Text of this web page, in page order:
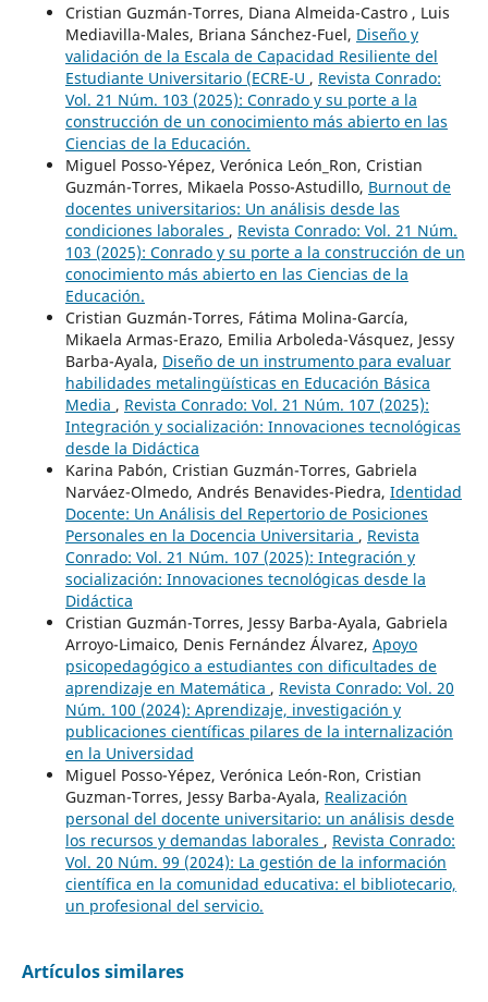
Cristian Guzmán-Torres, Diana Almeida-Castro , Luis
Mediavilla-Males, Briana Sánchez-Fuel, Diseño y
validación de la Escala de Capacidad Resiliente del
Estudiante Universitario (ECRE-U , Revista Conrado:
Vol. 21 Núm. 103 (2025): Conrado y su porte a la
construcción de un conocimiento más abierto en las
Ciencias de la Educación.
Miguel Posso-Yépez, Verónica León_Ron, Cristian
Guzmán-Torres, Mikaela Posso-Astudillo, Burnout de
docentes universitarios: Un análisis desde las
condiciones laborales , Revista Conrado: Vol. 21 Núm.
103 (2025): Conrado y su porte a la construcción de un
conocimiento más abierto en las Ciencias de la
Educación.
Cristian Guzmán-Torres, Fátima Molina-García,
Mikaela Armas-Erazo, Emilia Arboleda-Vásquez, Jessy
Barba-Ayala, Diseño de un instrumento para evaluar
habilidades metalingüísticas en Educación Básica
Media , Revista Conrado: Vol. 21 Núm. 107 (2025):
Integración y socialización: Innovaciones tecnológicas
desde la Didáctica
Karina Pabón, Cristian Guzmán-Torres, Gabriela
Narváez-Olmedo, Andrés Benavides-Piedra, Identidad
Docente: Un Análisis del Repertorio de Posiciones
Personales en la Docencia Universitaria , Revista
Conrado: Vol. 21 Núm. 107 (2025): Integración y
socialización: Innovaciones tecnológicas desde la
Didáctica
Cristian Guzmán-Torres, Jessy Barba-Ayala, Gabriela
Arroyo-Limaico, Denis Fernández Álvarez, Apoyo
psicopedagógico a estudiantes con dificultades de
aprendizaje en Matemática , Revista Conrado: Vol. 20
Núm. 100 (2024): Aprendizaje, investigación y
publicaciones científicas pilares de la internalización
en la Universidad
Miguel Posso-Yépez, Verónica León-Ron, Cristian
Guzman-Torres, Jessy Barba-Ayala, Realización
personal del docente universitario: un análisis desde
los recursos y demandas laborales , Revista Conrado:
Vol. 20 Núm. 99 (2024): La gestión de la información
científica en la comunidad educativa: el bibliotecario,
un profesional del servicio.
Artículos similares